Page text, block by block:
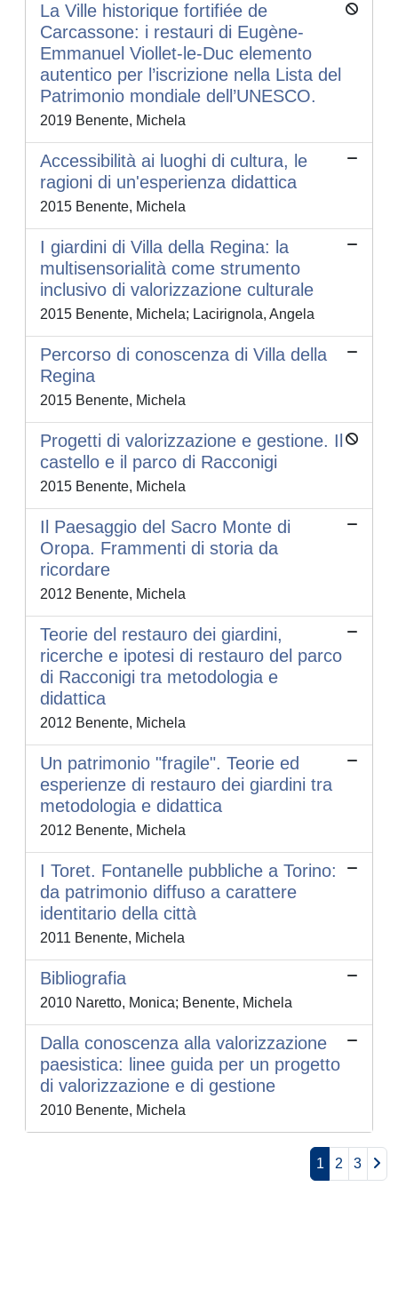
La Ville historique fortifiée de
Carcassone: i restauri di Eugène-
Emmanuel Viollet-le-Duc elemento
autentico per l’iscrizione nella Lista del
Patrimonio mondiale dell’UNESCO.
2019 Benente, Michela
Accessibilità ai luoghi di cultura, le
ragioni di un'esperienza didattica
2015 Benente, Michela
I giardini di Villa della Regina: la
multisensorialità come strumento
inclusivo di valorizzazione culturale
2015 Benente, Michela; Lacirignola, Angela
Percorso di conoscenza di Villa della
Regina
2015 Benente, Michela
Progetti di valorizzazione e gestione. Il
castello e il parco di Racconigi
2015 Benente, Michela
Il Paesaggio del Sacro Monte di
Oropa. Frammenti di storia da
ricordare
2012 Benente, Michela
Teorie del restauro dei giardini,
ricerche e ipotesi di restauro del parco
di Racconigi tra metodologia e
didattica
2012 Benente, Michela
Un patrimonio "fragile". Teorie ed
esperienze di restauro dei giardini tra
metodologia e didattica
2012 Benente, Michela
I Toret. Fontanelle pubbliche a Torino:
da patrimonio diffuso a carattere
identitario della città
2011 Benente, Michela
Bibliografia
2010 Naretto, Monica; Benente, Michela
Dalla conoscenza alla valorizzazione
paesistica: linee guida per un progetto
di valorizzazione e di gestione
2010 Benente, Michela
1 2 3